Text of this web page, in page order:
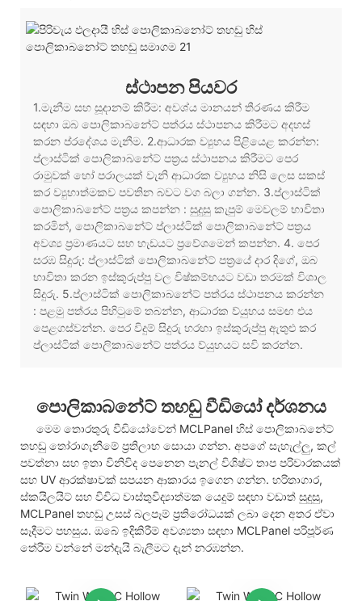
ස්ථාපන පියවර
1.මැනීම සහ සූදානම් කිරීම: අවශ්ය මානයන් තීරණය කිරීම
සඳහා ඔබ පොලිකාබනේට් පත්රය ස්ථාපනය කිරීමට අදහස්
කරන ප්රදේශය මැනීම. 2.ආධාරක ව්‍යුහය පිළියෙළ කරන්න:
ප්ලාස්ටික් පොලිකාබනේට් පත්‍රය ස්ථාපනය කිරීමට පෙර
රාමුවක් හෝ පරාලයක් වැනි ආධාරක ව්‍යුහය නිසි ලෙස සකස්
කර ව්‍යුහාත්මකව පවතින බවට වග බලා ගන්න. 3.ප්ලාස්ටික්
පොලිකාබනේට් පත්‍රය කපන්න : සුදුසු කැපුම් මෙවලම් භාවිතා
කරමින්, පොලිකාබනේට් ප්ලාස්ටික් පොලිකාබනේට් පත්‍රය
අවශ්‍ය ප්‍රමාණයට සහ හැඩයට ප්‍රවේශමෙන් කපන්න. 4. පෙර
සරඹ සිදුරු: ප්ලාස්ටික් පොලිකාබනේට් පත්‍රයේ දාර දිගේ, ඔබ
භාවිතා කරන ඉස්කුරුප්පු වල විෂ්කම්භයට වඩා තරමක් විශාල
සිදුරු. 5.ප්ලාස්ටික් පොලිකාබනේට් පත්රය ස්ථාපනය කරන්න
: පළමු පත්රය පිහිටුමේ තබන්න, ආධාරක ව්යුහය සමඟ එය
පෙළගස්වන්න. පෙර විදුම් සිදුරු හරහා ඉස්කුරුප්පු ඇතුළු කර
ප්ලාස්ටික් පොලිකාබනේට් පත්රය ව්යුහයට සවි කරන්න.
පොලිකාබනේට් තහඩු වීඩියෝ දර්ශනය
මෙම තොරතුරු වීඩියෝවෙන් MCLPanel හිස් පොලිකාබනේට්
තහඩු තෝරාගැනීමේ ප්‍රතිලාභ සොයා ගන්න. අපගේ සැහැල්ලු, කල්
පවත්නා සහ ඉතා විනිවිද පෙනෙන පැනල් විශිෂ්ට තාප පරිවාරකයක්
සහ UV ආරක්ෂාවක් සපයන ආකාරය ඉගෙන ගන්න. හරිතාගාර,
ස්කයිලයිට් සහ විවිධ වාස්තුවිද්‍යාත්මක යෙදුම් සඳහා වඩාත් සුදුසු,
MCLPanel තහඩු උසස් බලපෑම් ප්‍රතිරෝධයක් ලබා දෙන අතර ඒවා
සෑදීමට පහසුය. ඔබේ ඉදිකිරීම් අවශ්‍යතා සඳහා MCLPanel පරිපූර්ණ
තේරීම වන්නේ මන්දැයි බැලීමට දැන් නරඹන්න.